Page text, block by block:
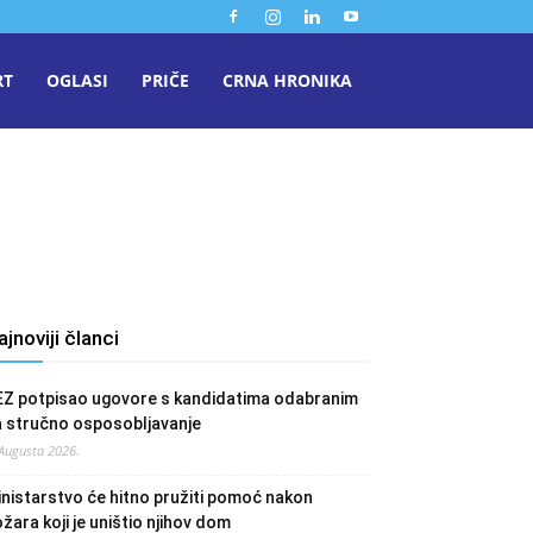
OGLASI PRIČE CRNA HRONIKA
članci
potpisao ugovore s kandidatima odabranim
stručno osposobljavanje
2026.
će hitno pružiti pomoć nakon
koji je uništio njihov dom